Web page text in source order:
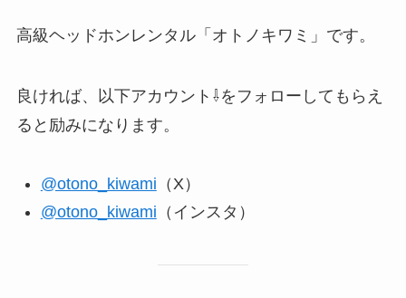
高級ヘッドホンレンタル「オトノキワミ」です。
良ければ、以下アカウント⇩をフォローしてもらえ
ると励みになります。
@otono_kiwami （X）
@otono_kiwami （インスタ）